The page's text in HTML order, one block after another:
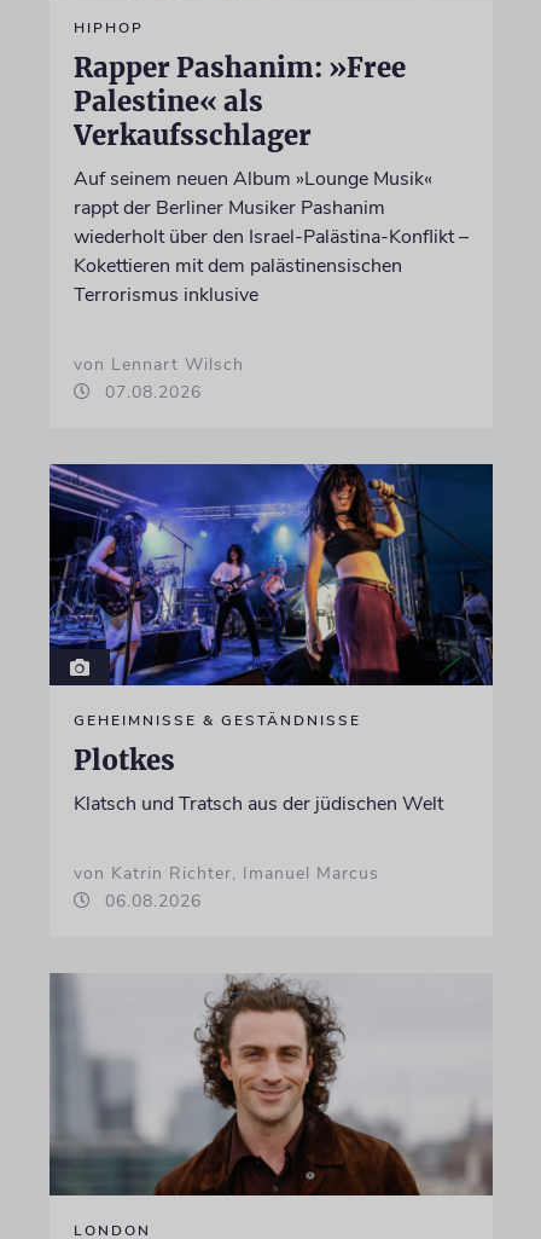
HIPHOP
Rapper Pashanim: »Free
Palestine« als
Verkaufsschlager
Auf seinem neuen Album »Lounge Musik«
rappt der Berliner Musiker Pashanim
wiederholt über den Israel-Palästina-Konflikt –
Kokettieren mit dem palästinensischen
Terrorismus inklusive
von Lennart Wilsch
07.08.2026
GEHEIMNISSE & GESTÄNDNISSE
Plotkes
Klatsch und Tratsch aus der jüdischen Welt
von Katrin Richter, Imanuel Marcus
06.08.2026
LONDON